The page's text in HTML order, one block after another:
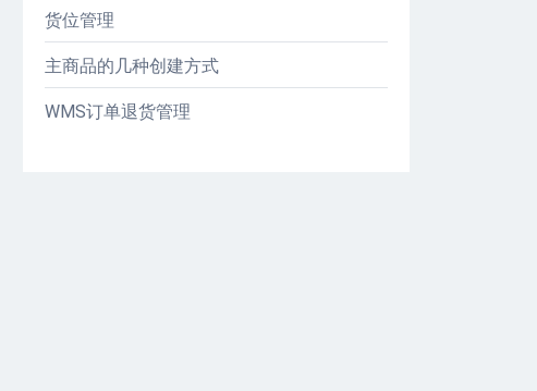
货位管理
主商品的几种创建方式
WMS订单退货管理